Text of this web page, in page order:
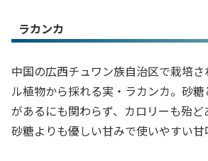
ラカンカ
中国の広西チュワン族自治区で栽培
ル植物から採れる実・ラカンカ。砂
があるにも関わらず、カロリーも殆ど
砂糖よりも優しい甘みで使いやすい甘